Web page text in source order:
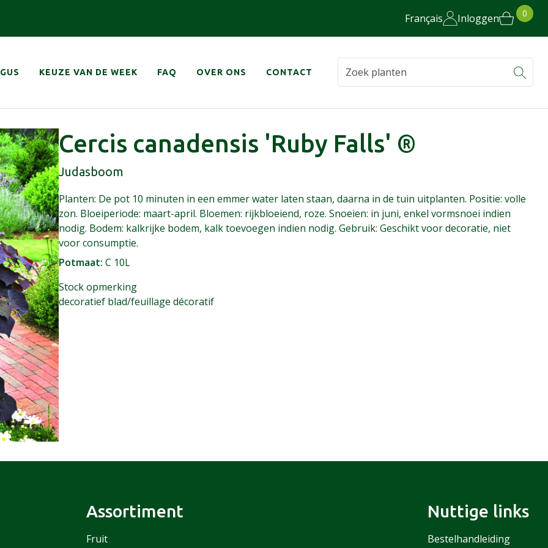
Français Inloggen 0
KEUZE VAN DE WEEK FAQ OVER ONS CONTACT
Cercis canadensis 'Ruby Falls' ®
Judasboom
Planten: De pot 10 minuten in een emmer water laten staan, daarna in de tuin uitplanten. Positie: volle
zon. Bloeiperiode: maart-april. Bloemen: rijkbloeiend, roze. Snoeien: in juni, enkel vormsnoei indien
nodig. Bodem: kalkrijke bodem, kalk toevoegen indien nodig. Gebruik: Geschikt voor decoratie, niet
voor consumptie.
Potmaat C 10L
Stock opmerking
decoratief blad/feuillage décoratif
Assortiment
Fruit
Nuttige links
Bestelhandleiding